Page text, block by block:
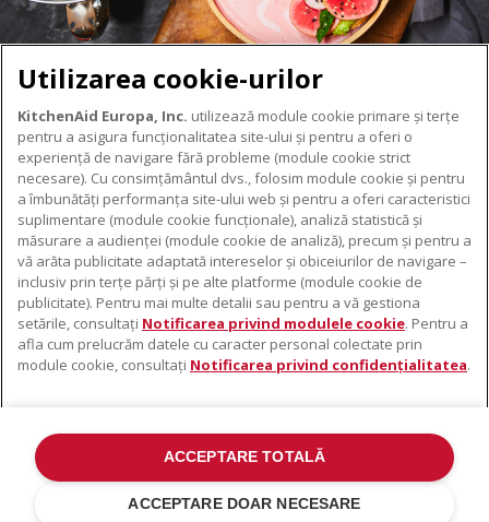
DESPRE KITCHENAID
Despre KitchenAid
Istoria mărcii
ODR
PRODUSELE NOASTRE
Electrocasnice mici
Accesorii pentru produse
SUPORT
De unde cumpărați
Localizator centre de service
Contacte
©2022 Toate drepturile rezervate. KitchenAid și designul mixerului cu
suport sunt mărci înregistrate în SUA. și în altă parte .
Utilizarea cookie-urilor
KitchenAid Europa, Inc. utilizează module cookie primare și terțe
pentru a asigura funcționalitatea site-ului și pentru a oferi o
experiență de navigare fără probleme (module cookie strict
necesare). Cu consimțământul dvs., folosim module cookie și pentru
a îmbunătăți performanța site-ului web și pentru a oferi caracteristici
suplimentare (module cookie funcționale), analiză statistică și
măsurare a audienței (module cookie de analiză), precum și pentru a
vă arăta publicitate adaptată intereselor și obiceiurilor de navigare –
inclusiv prin terțe părți și pe alte platforme (module cookie de
publicitate). Pentru mai multe detalii sau pentru a vă gestiona
setările, consultați Notificarea privind modulele cookie. Pentru a
afla cum prelucrăm datele cu caracter personal colectate prin
module cookie, consultați Notificarea privind confidențialitatea.
ACCEPTARE DOAR NECESARE
ACCEPTARE TOTALĂ